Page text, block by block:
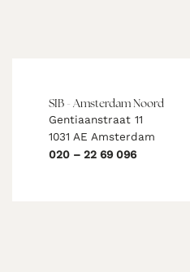
SIB - Amsterdam Noord
Gentiaanstraat 11
1031 AE Amsterdam
020 – 22 69 096